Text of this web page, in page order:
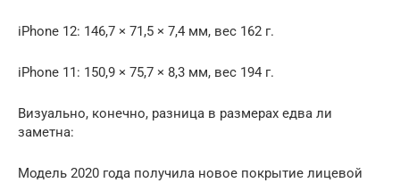
iPhone 12: 146,7 × 71,5 × 7,4 мм, вес 162 г.
iPhone 11: 150,9 × 75,7 × 8,3 мм, вес 194 г.
Визуально, конечно, разница в размерах едва ли
заметна:
Модель 2020 года получила новое покрытие лицевой